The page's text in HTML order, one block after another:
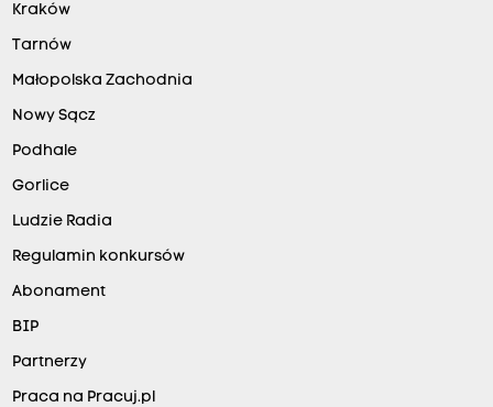
Kraków
Tarnów
Małopolska Zachodnia
Nowy Sącz
Podhale
Gorlice
Ludzie Radia
Regulamin konkursów
Abonament
BIP
Partnerzy
Praca na Pracuj.pl